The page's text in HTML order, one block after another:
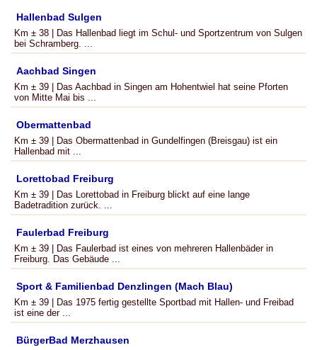
Hallenbad Sulgen
Km ± 38 | Das Hallenbad liegt im Schul- und Sportzentrum von Sulgen
bei Schramberg. ...
Aachbad Singen
Km ± 39 | Das Aachbad in Singen am Hohentwiel hat seine Pforten
von Mitte Mai bis ...
Obermattenbad
Km ± 39 | Das Obermattenbad in Gundelfingen (Breisgau) ist ein
Hallenbad mit ...
Lorettobad Freiburg
Km ± 39 | Das Lorettobad in Freiburg blickt auf eine lange
Badetradition zurück. ...
Faulerbad Freiburg
Km ± 39 | Das Faulerbad ist eines von mehreren Hallenbäder in
Freiburg. Das Gebäude ...
Sport & Familienbad Denzlingen (Mach Blau)
Km ± 39 | Das 1975 fertig gestellte Sportbad mit Hallen- und Freibad
ist eine der ...
BürgerBad Merzhausen